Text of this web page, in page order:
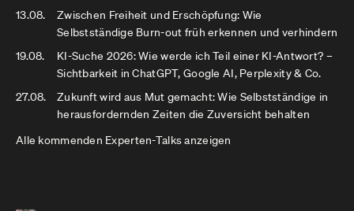
13.08.
Zwischen Freiheit und Erschöpfung: Wie
Selbstständige Burn-out früh erkennen und verhindern
19.08.
KI-Suche 2026: Wie werde ich Teil einer KI-Antwort? –
Sichtbarkeit in ChatGPT, Google AI, Perplexity & Co.
27.08.
Zukunft wird aus Mut gemacht: Wie Selbstständige in
herausfordernden Zeiten die Zuversicht behalten
Alle kommenden Experten-Talks anzeigen